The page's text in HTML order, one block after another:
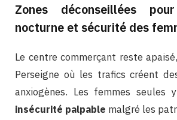
Zones déconseillées
nocturne et sécurité des
Le centre commerçant reste
Perseigne où les trafics créent
anxiogènes. Les femmes seules
insécurité palpable malgré les